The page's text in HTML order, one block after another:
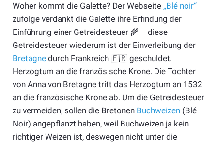
Woher kommt die Galette? Der Webseite „Blé noir“
zufolge verdankt die Galette ihre Erfindung der
Einführung einer Getreidesteuer 🌾 – diese
Getreidesteuer wiederum ist der Einverleibung der
Bretagnedurch Frankreich 🇫🇷 geschuldet.
Herzogtum an die französische Krone. Die Tochter
von Anna von Bretagne tritt das Herzogtum an 1532
an die französische Krone ab. Um die Getreidesteuer
zu vermeiden, sollen die Bretonen Buchweizen(Blé
Noir) angepflanzt haben, weil Buchweizen ja kein
richtiger Weizen ist, deswegen nicht unter die